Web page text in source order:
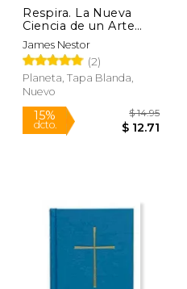
Respira. La Nueva
Ciencia de un Arte
Olvidado
James Nestor
(2)
Planeta, Tapa Blanda,
Nuevo
Rápido